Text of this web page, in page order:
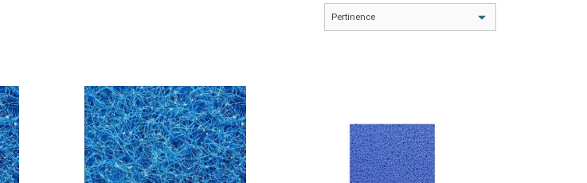
desbactéries bénéfiquesqui dégradent les substances organiques,
de
et dephosphates.
un processus de filtration biologique
qui permet de purifier l'eau de manière
.